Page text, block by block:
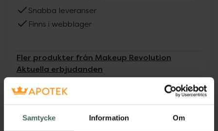
Samtycke Information Om
Snabba leveranser
Finns i webblager
Fler produkter från Makeup Revolution
Aktuella erbjudanden
Beskrivning Dölj